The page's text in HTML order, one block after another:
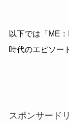
以下では「ME
時代のエピソー
スポンサード